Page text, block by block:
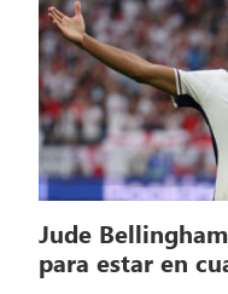
Jude
para estar en